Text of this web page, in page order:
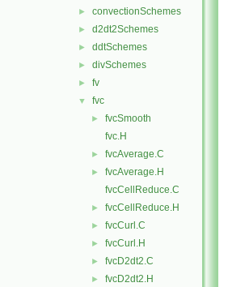
► convectionSchemes
► d2dt2Schemes
► ddtSchemes
► divSchemes
► fv
▼ fvc
►
fvcSmooth
fvc.H
► fvcAverage.C
►
fvcAverage.H
fvcCellReduce.C
► fvcCellReduce.H
► fvcCurl.C
► fvcCurl.H
► fvcD2dt2.C
► fvcD2dt2.H